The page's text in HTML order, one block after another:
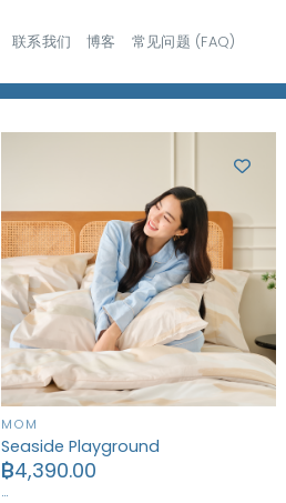
联系我们 博客 常见问题 (FAQ)
MOM
Seaside Playground
฿4,390.00
…